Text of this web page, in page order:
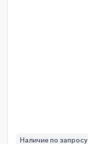
Наличие по запросу